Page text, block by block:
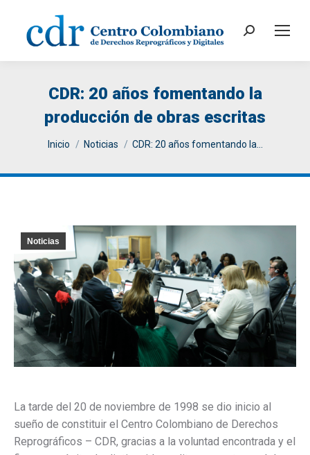
Search:
CDR: 20 años fomentando la
producción de obras escritas
You are here:
Inicio Noticias CDR: 20 años fomentando la…
Noticias
La tarde del 20 de noviembre de 1998 se dio inicio al
sueño de constituir el Centro Colombiano de Derechos
Reprográficos – CDR, gracias a la voluntad encontrada y el